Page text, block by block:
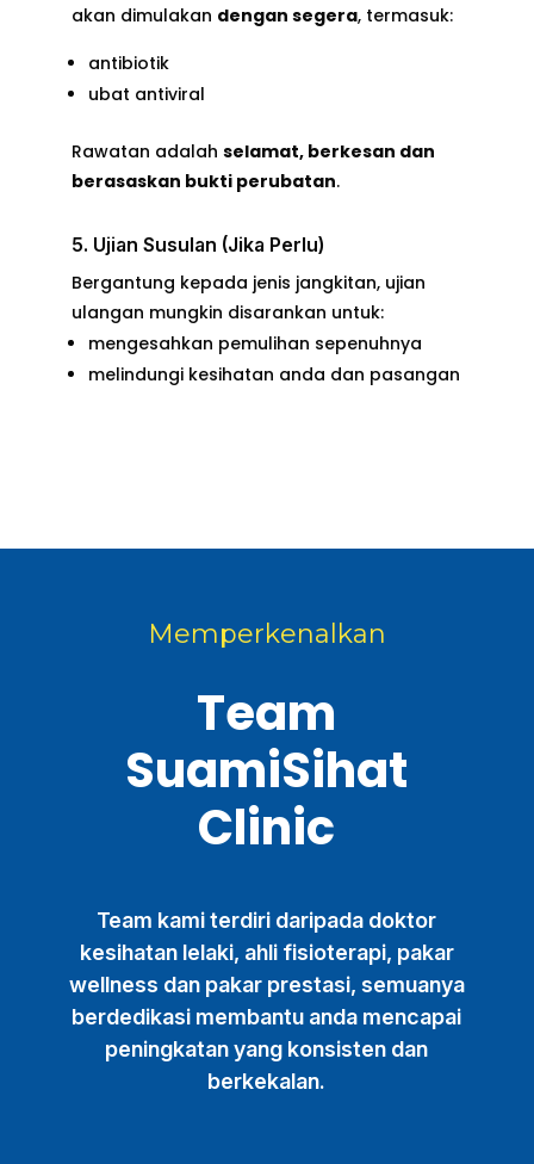
akan dimulakan dengan segera, termasuk:
antibiotik
ubat antiviral
Rawatan adalah selamat, berkesan dan
berasaskan bukti perubatan.
5. Ujian Susulan (Jika Perlu)
Bergantung kepada jenis jangkitan, ujian
ulangan mungkin disarankan untuk:
mengesahkan pemulihan sepenuhnya
melindungi kesihatan anda dan pasangan
Memperkenalkan
Team
SuamiSihat
Clinic
Team kami terdiri daripada doktor
kesihatan lelaki, ahli fisioterapi, pakar
wellness dan pakar prestasi, semuanya
berdedikasi membantu anda mencapai
peningkatan yang konsisten dan
berkekalan.